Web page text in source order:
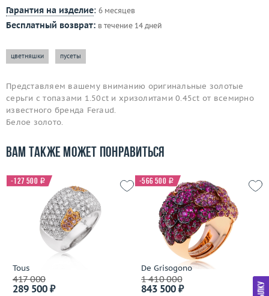
Гарантия на изделие: 6 месяцев
Бесплатный возврат: в течение 14 дней
цветняшки пусеты
Представляем вашему вниманию оригинальные золотые
серьги с топазами 1.50ct и хризолитами 0.45ct от всемирно
известного бренда Feraud.
Белое золото.
Вам также может понравиться
Tous
417 000
289 500 ₽
-127 500 i
De Grisogono
1 410 000
843 500 ₽
-566 500 i